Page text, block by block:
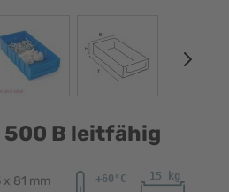
B leitfähig
81 mm